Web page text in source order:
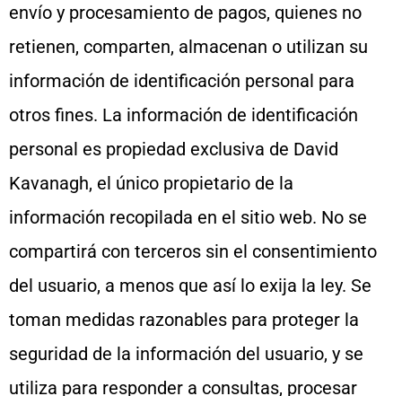
envío y procesamiento de pagos, quienes no
retienen, comparten, almacenan o utilizan su
información de identificación personal para
otros fines. La información de identificación
personal es propiedad exclusiva de David
Kavanagh, el único propietario de la
información recopilada en el sitio web. No se
compartirá con terceros sin el consentimiento
del usuario, a menos que así lo exija la ley. Se
toman medidas razonables para proteger la
seguridad de la información del usuario, y se
utiliza para responder a consultas, procesar